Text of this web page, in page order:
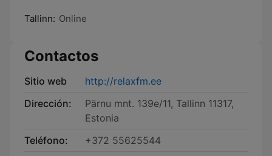
Tallinn: Online
Contactos
Sitio web
http://relaxfm.ee
Dirección:
Pärnu mnt. 139e/11, Tallinn 11317,
Estonia
Teléfono:
+372 55625544